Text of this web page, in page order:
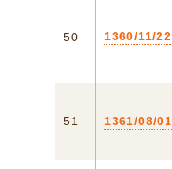
50 1360/11/22
51 1361/08/01